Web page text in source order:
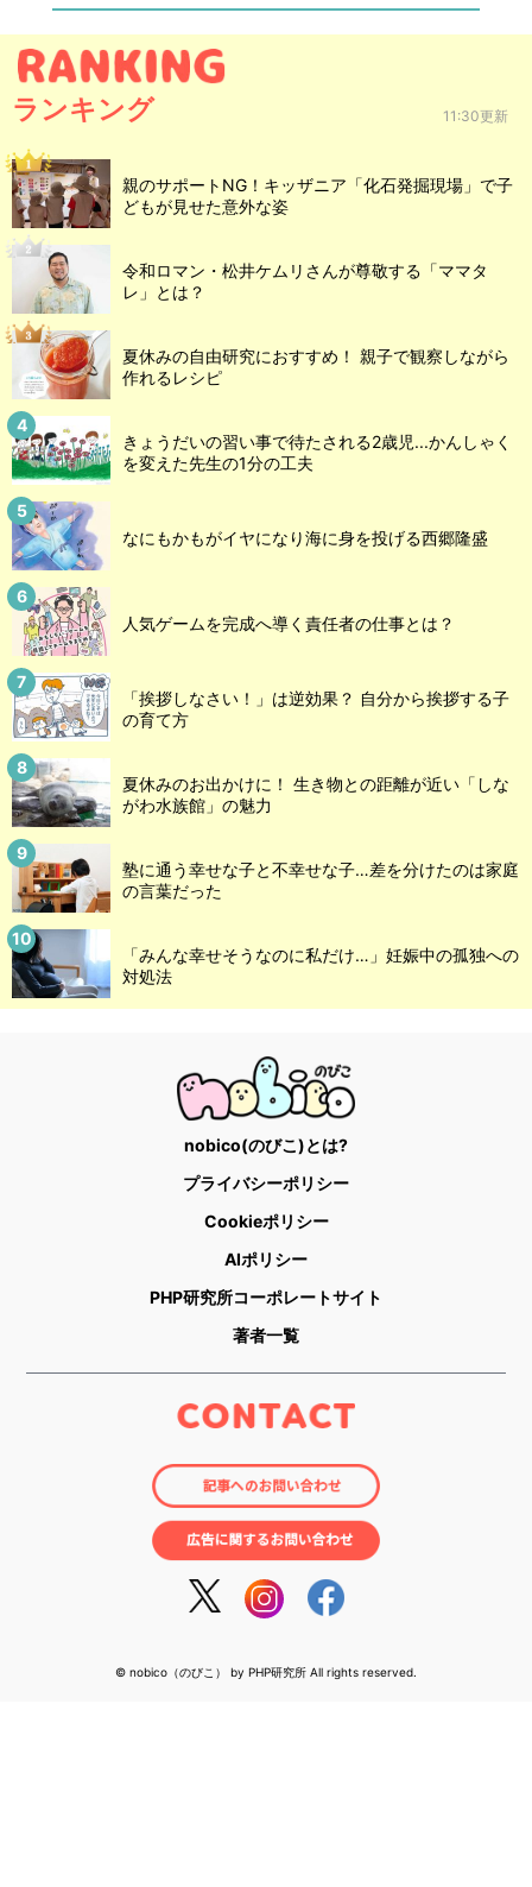
ランキング 11:30更新
親のサポートNG！キッザニア「化石発掘現場」で子
どもが見せた意外な姿
令和ロマン・松井ケムリさんが尊敬する「ママタ
レ」とは？
夏休みの自由研究におすすめ！ 親子で観察しながら
作れるレシピ
きょうだいの習い事で待たされる2歳児...かんしゃく
を変えた先生の1分の工夫
なにもかもがイヤになり海に身を投げる西郷隆盛
人気ゲームを完成へ導く責任者の仕事とは？
「挨拶しなさい！」は逆効果？ 自分から挨拶する子
の育て方
夏休みのお出かけに！ 生き物との距離が近い「しな
がわ水族館」の魅力
塾に通う幸せな子と不幸せな子…差を分けたのは家庭
の言葉だった
「みんな幸せそうなのに私だけ…」妊娠中の孤独への
対処法
nobico(のびこ)とは?
プライバシーポリシー
Cookieポリシー
AIポリシー
PHP研究所コーポレートサイト
著者一覧
© nobico（のびこ） by PHP研究所 All rights reserved.